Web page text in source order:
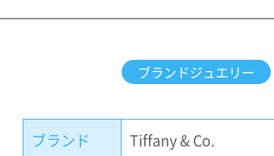
ブランドジュエリー
ブランド
Tiffany & Co.